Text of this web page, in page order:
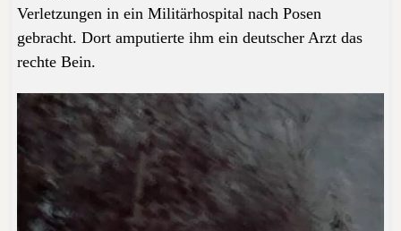
Verletzungen in ein Militärhospital nach Posen
gebracht. Dort amputierte ihm ein deutscher Arzt das
rechte Bein.